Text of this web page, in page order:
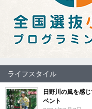
ライフスタイル
日野川の風を感
ベント